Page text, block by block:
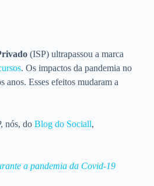
(ISP) ultrapassou a marca
. Os impactos da pandemia no
anos. Esses efeitos mudaram a
nós, do Blog do Sociall,
a pandemia da Covid-19